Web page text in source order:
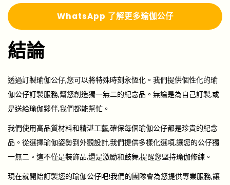
WhatsApp 了解更多瑜伽公仔
結論
透過訂製瑜伽公仔,您可以將特殊時刻永恆化。我們提供個性化的瑜
伽公仔訂製服務,幫您創造獨一無二的紀念品。無論是為自己訂製,或
是送給瑜伽夥伴,我們都能幫忙。
我們使用高品質材料和精湛工藝,確保每個瑜伽公仔都是珍貴的紀念
品。從選擇瑜伽姿勢到外觀設計,我們提供多樣化選項,讓您的公仔獨
一無二。這不僅是裝飾品,還是激勵和鼓舞,提醒您堅持瑜伽修練。
現在就開始訂製您的瑜伽公仔吧!我們的團隊會為您提供專業服務,讓